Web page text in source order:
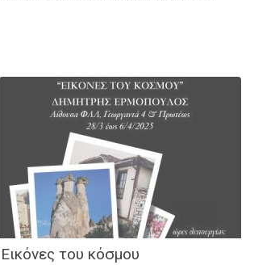
Εικόνες του κόσμου